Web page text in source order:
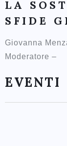
LA
SFIDE
Giovanna
Moderatore –
EVENTI